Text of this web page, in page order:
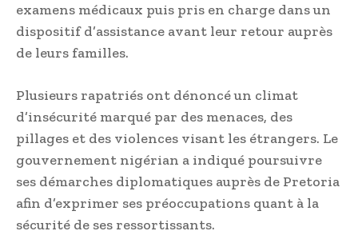
examens médicaux puis pris en charge dans un
dispositif d’assistance avant leur retour auprès
de leurs familles.
Plusieurs rapatriés ont dénoncé un climat
d’insécurité marqué par des menaces, des
pillages et des violences visant les étrangers. Le
gouvernement nigérian a indiqué poursuivre
ses démarches diplomatiques auprès de Pretoria
afin d’exprimer ses préoccupations quant à la
sécurité de ses ressortissants.